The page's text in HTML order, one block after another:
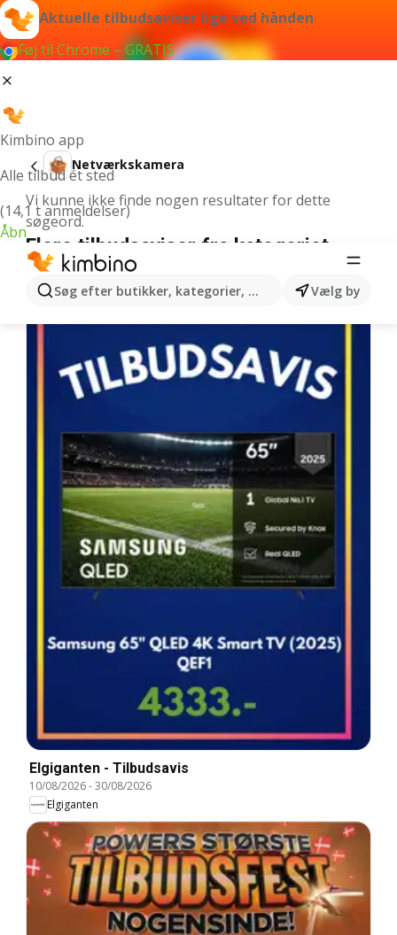
Aktuelle tilbudsaviser lige ved hånden
Føj til Chrome – GRATIS
Kimbino app
Alle tilbud ét sted
(14,1 t anmeldelser)
Åbn
Søg efter butikker, kategorier, produkter...Vælg by
Netværkskamera
Vi kunne ikke finde nogen resultater for dette
søgeord.
Flere tilbudsaviser fra kategoriet
Elgiganten - Tilbudsavis
10/08/2026-30/08/2026
Elgiganten